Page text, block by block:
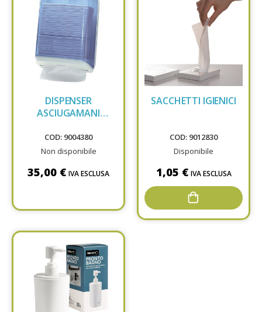
DISPENSER
ASCIUGAMANI
COD: 9004380
Non disponibile
35,00 € IVA ESCLUSA
SACCHETTI IGIENICI
COD: 9012830
Disponibile
1,05 € IVA ESCLUSA